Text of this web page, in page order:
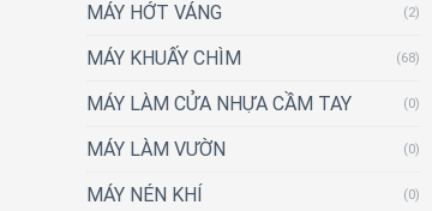
MÁY HỚT VÁNG (2)
MÁY KHUẤY CHÌM (68)
MÁY LÀM CỬA NHỰA CẦM TAY (0)
MÁY LÀM VƯỜN (0)
MÁY NÉN KHÍ (0)